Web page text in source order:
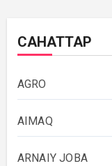
САНАТТАР
AGRO
AIMAQ
ARNAIY JOBA